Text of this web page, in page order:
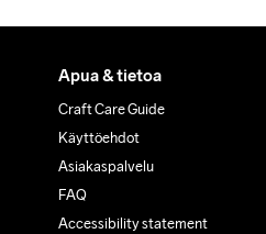
Apua & tietoa
Craft Care Guide
Käyttöehdot
Asiakaspalvelu
FAQ
Accessibility statement